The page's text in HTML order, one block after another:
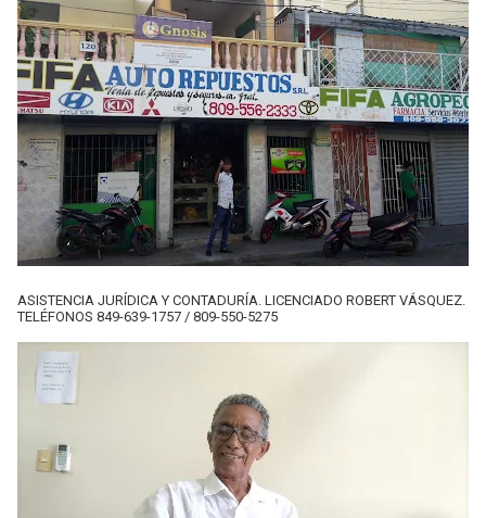
ASISTENCIA JURÍDICA Y CONTADURÍA. LICENCIADO ROBERT VÁSQUEZ.
TELÉFONOS 849-639-1757 / 809-550-5275